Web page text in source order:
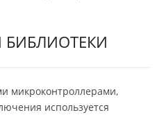
микроконтроллерами,
используется